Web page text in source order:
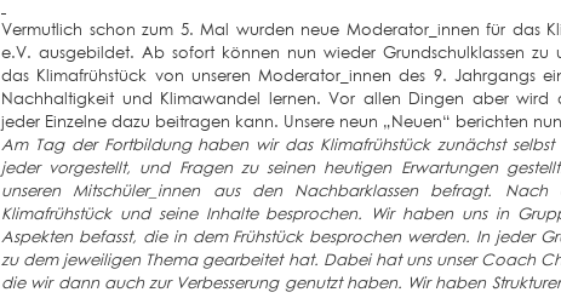
Vermutlich schon zum 5. Mal wurden neue Moderator_innen für das
e.V. ausgebildet. Ab sofort können nun wieder Grundschulklassen zu
das Klimafrühstück von unseren Moderator_innen des 9. Jahrgangs
Nachhaltigkeit und Klimawandel lernen. Vor allen Dingen aber wird
jeder Einzelne dazu beitragen kann. Unsere neun „Neuen“ berichten
Am Tag der Fortbildung haben wir das Klimafrühstück zunächst
jeder vorgestellt, und Fragen zu seinen heutigen Erwartungen
unseren Mitschüler_innen aus den Nachbarklassen befragt.
Klimafrühstück und seine Inhalte besprochen. Wir haben uns in
Aspekten befasst, die in dem Frühstück besprochen werden. In jeder
zu dem jeweiligen Thema gearbeitet hat. Dabei hat uns unser Coach
die wir dann auch zur Verbesserung genutzt haben. Wir haben